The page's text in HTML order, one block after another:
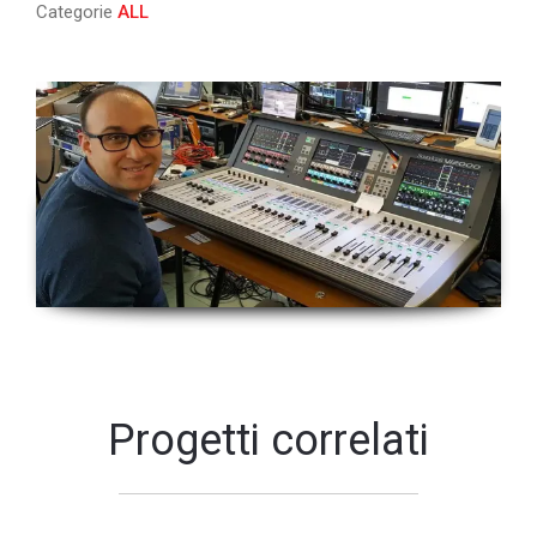
Categorie ALL
Progetti correlati